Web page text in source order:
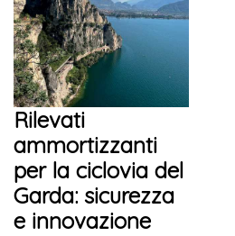
Rilevati
ammortizzanti
per la ciclovia del
Garda: sicurezza
e innovazione